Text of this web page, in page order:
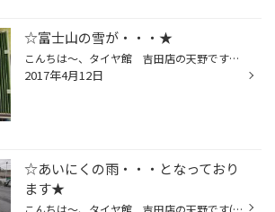
☆富士山の雪が・・・★
こんちは～、タイヤ館 吉田店の天野です☆ 昨日はとても寒かったですね～。富士山の雪が増えているので、どうやら降雪したみたい～(ToT) ところで今の時期、人によってはツライ・・・花粉が舞う真っ只中！！ということでエアコンフィルターを交換されるお客様増えております＼(゜ロ＼)(／ロ゜)／車...
2017年4月12日
☆あいにくの雨・・・となっており
ます★